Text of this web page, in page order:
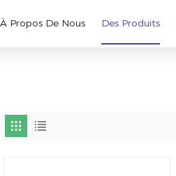
À Propos De Nous Des Produits